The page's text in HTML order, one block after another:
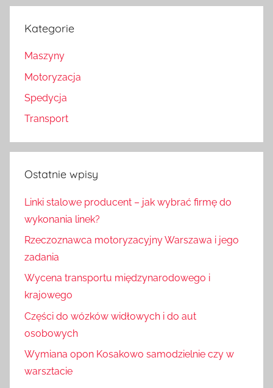
Kategorie
Maszyny
Motoryzacja
Spedycja
Transport
Ostatnie wpisy
Linki stalowe producent – jak wybrać firmę do
wykonania linek?
Rzeczoznawca motoryzacyjny Warszawa i jego
zadania
Wycena transportu międzynarodowego i
krajowego
Części do wózków widłowych i do aut
osobowych
Wymiana opon Kosakowo samodzielnie czy w
warsztacie